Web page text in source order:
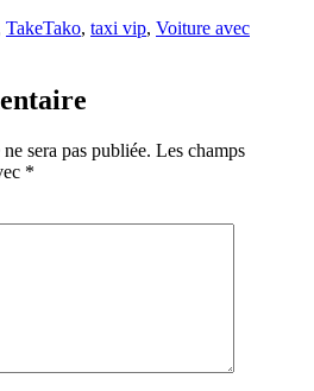
TakeTako, taxi vip, Voiture avec
sera pas publiée. Les champs
*